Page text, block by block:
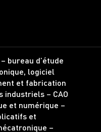
bureau d’étude
logiciel
et fabrication
industriels – CAO
et numérique –
et
–